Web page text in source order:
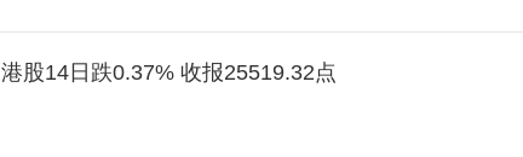
港股14日跌0.37% 收报25519.32点